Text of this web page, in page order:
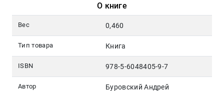
О книге
Вес 0,460
Тип товара Книга
ISBN 978-5-6048405-9-7
Автор
Буровский Андрей